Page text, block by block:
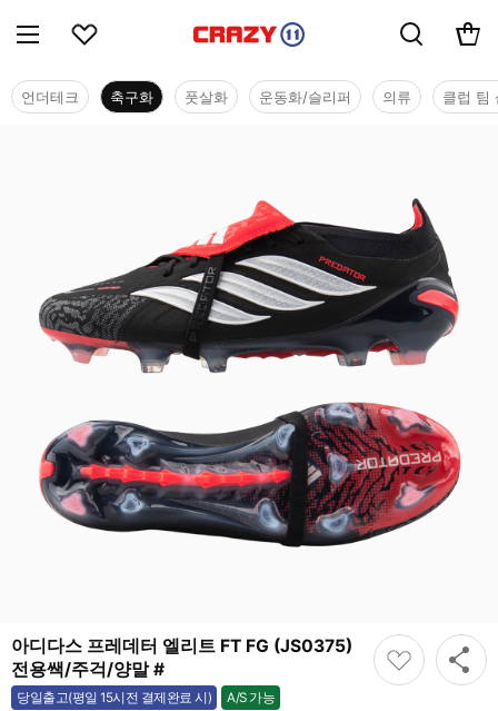
언더테크 축구화 풋살화 운동화/슬리퍼 의류 클럽 팀
아디다스 프레데터 엘리트 FT FG (JS0375)
전용쌕/주걱/양말 #
당일출고(평일 15시전 결제완료 시) A/S 가능
가능